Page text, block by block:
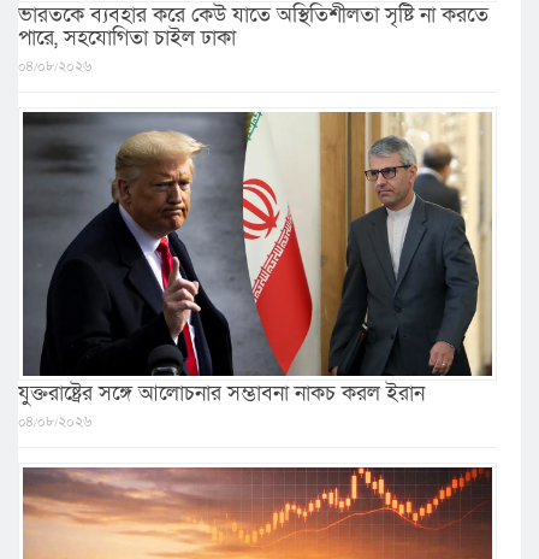
ভারতকে ব্যবহার করে কেউ যাতে অস্থিতিশীলতা সৃষ্টি না করতে
পারে, সহযোগিতা চাইল ঢাকা
০৪/০৮/২০২৬
যুক্তরাষ্ট্রের সঙ্গে আলোচনার সম্ভাবনা নাকচ করল ইরান
০৪/০৮/২০২৬